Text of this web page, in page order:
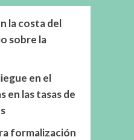
la costa del
sobre la
en el
en las tasas de
formalización